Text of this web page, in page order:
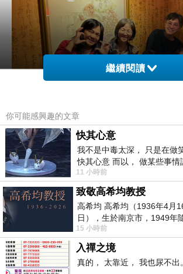
記得那年大夥挑燈敲鍵盤(趕論文)
碩班時光大家互相勉勵。
畢業後工作，家庭生活佔據，當然
歲月流逝!一轉眼...，
這夜大夥挑燈話家常，
聊的是健康，白髮和何時退休呢!(哈)
繼續閱讀
你可能感興趣的文章
快其心意
我不是中毒太深， 只是在做
快其心意 而以， 做某些事情
愉快。
11 小時前
致敬高希均教授
高希均 高希均（1936年4月
日），生於南京市，1949年
赴美深造並取得經濟發展博士
15 小時前
入禪之境
真的， 太靠近， 我也尿不出。